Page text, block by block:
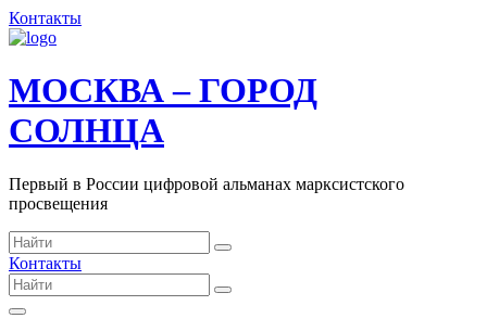
Контакты
МОСКВА – ГОРОД
СОЛНЦА
Первый в России цифровой альманах марксистского
просвещения
Контакты